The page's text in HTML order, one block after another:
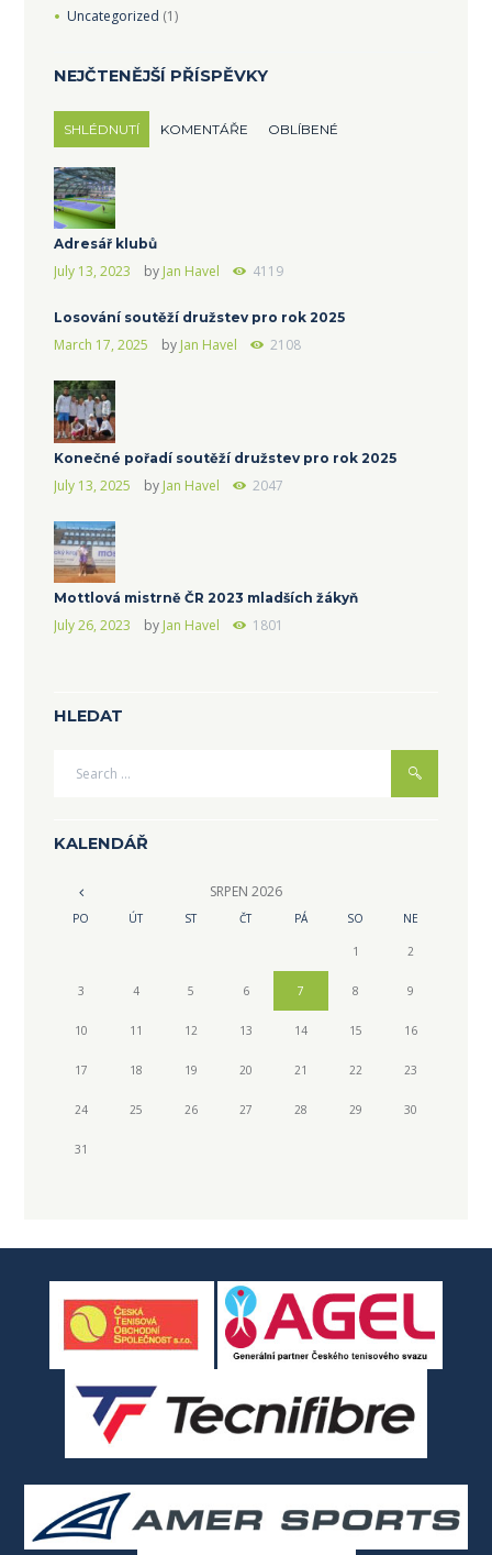
Uncategorized (1)
NEJČTENĚJŠÍ PŘÍSPĚVKY
SHLÉDNUTÍ KOMENTÁŘE OBLÍBENÉ
Adresář klubů
July 13, 2023 by Jan Havel 4119
Losování soutěží družstev pro rok 2025
March 17, 2025 by Jan Havel 2108
Konečné pořadí soutěží družstev pro rok 2025
July 13, 2025 by Jan Havel 2047
Mottlová mistrně ČR 2023 mladších žákyň
July 26, 2023 by Jan Havel 1801
HLEDAT
KALENDÁŘ
SRPEN 2026
PO ÚT ST ČT PÁ SO NE
1 2
3 4 5 6 7 8 9
10 11 12 13 14 15 16
17 18 19 20 21 22 23
24 25 26 27 28 29 30
31